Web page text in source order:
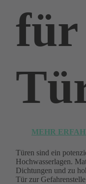
für
MEHR
Türen sind ein
Hochwasserlagen.
Dichtungen und zu
Tür zur Gefahrenstelle